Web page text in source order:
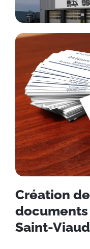
Création
Saint-Viaud